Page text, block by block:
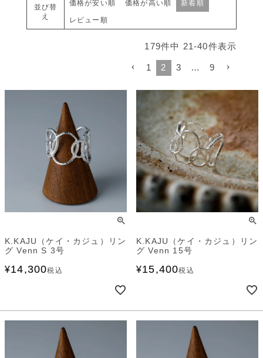
並び替
え
価格が安い順 価格が高い順 新着順
レビュー順
179件中 21 -40件表示
1 2 3 … 9
K.KAJU（ケイ・カジュ）リン
グ Venn S 3号
¥14,300税込
K.KAJU（ケイ・カジュ）リン
グ Venn 15号
¥15,400税込